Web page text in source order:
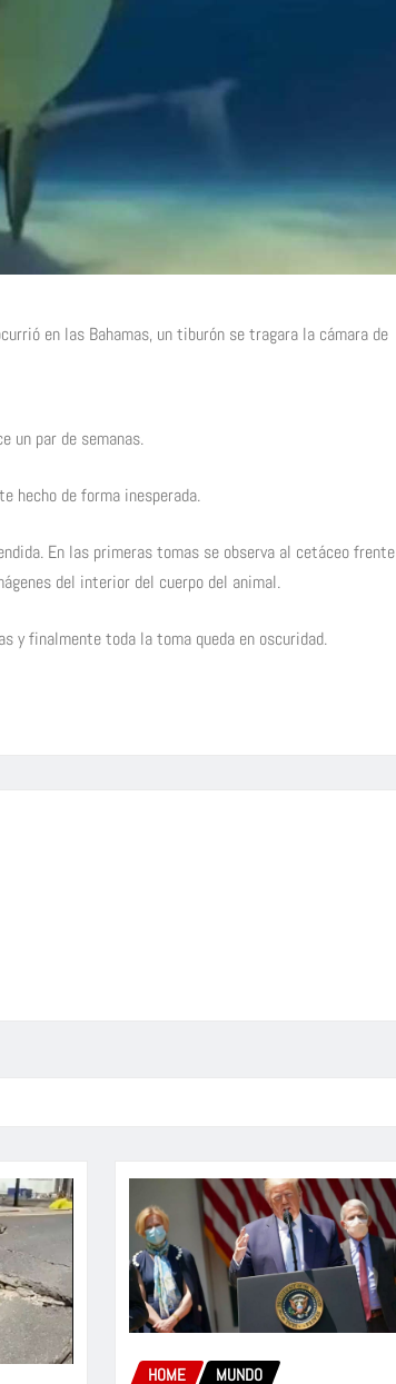
en las Bahamas, un tiburón se tragara la cámara de
un par de semanas.
hecho de forma inesperada.
En las primeras tomas se observa al cetáceo frente
del interior del cuerpo del animal.
y finalmente toda la toma queda en oscuridad.
HOME MUNDO